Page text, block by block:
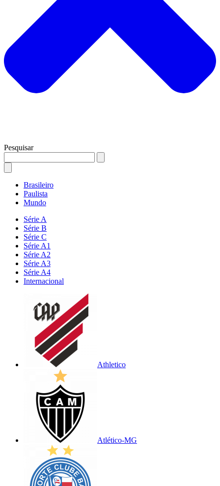
Pesquisar
Brasileiro
Paulista
Mundo
Série A
Série B
Série C
Série A1
Série A2
Série A3
Série A4
Internacional
Athletico
Atlético-MG